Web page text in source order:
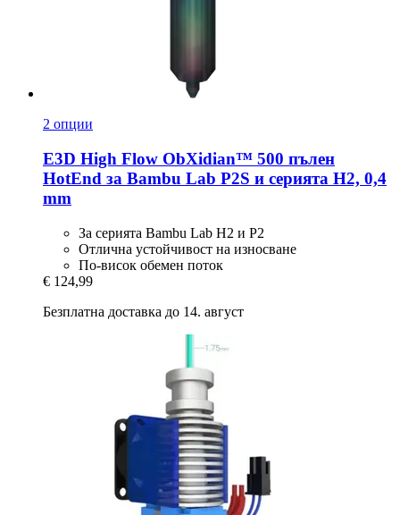
2 опции
E3D High Flow ObXidian™ 500 пълен
HotEnd за Bambu Lab P2S и серията H2, 0,4
mm
За серията Bambu Lab H2 и P2
Отлична устойчивост на износване
По-висок обемен поток
€ 124,99
Безплатна доставка до 14. август